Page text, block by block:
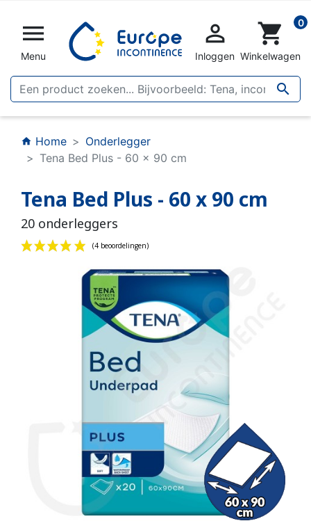

Menu


Inloggen
shopping_cart 0
Winkelwagen
home Home
Onderlegger
Tena Bed Plus - 60 x 90 cm
Tena Bed Plus - 60 x 90 cm
20 onderleggers
(4 beoordelingen)